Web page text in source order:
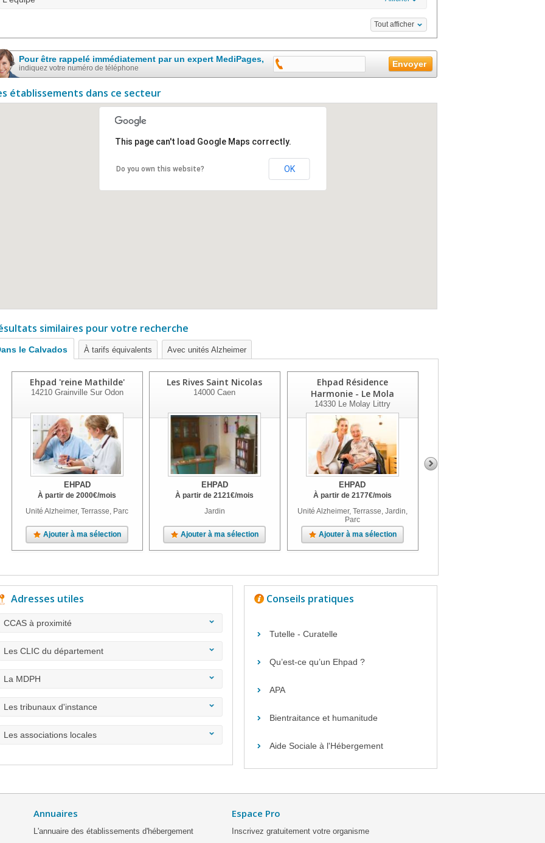
Tout afficher
Pour être rappelé immédiatement par un expert MediPages,
indiquez votre numéro de téléphone
établissements dans ce secteur
This page can't load Google Maps correctly.
Do you own this website? OK
similaires pour votre recherche
le Calvados À tarifs équivalents Avec unités Alzheimer
Ehpad 'reine Mathilde'
14210Grainville Sur Odon
EHPAD
À partir de 2000€/mois
Unité Alzheimer, Terrasse, Parc
Ajouter à ma sélection
Les Rives Saint Nicolas
14000 Caen
EHPAD
À partir de2121€/mois
Jardin
Ajouter à ma sélection
Ehpad Résidence
Harmonie - Le Mola
14330Le Molay Littry
EHPAD
À partir de 2177€/mois
Unité Alzheimer, Terrasse, Jardin,
Parc
Ajouter à ma sélection
Adresses utiles
CCAS à proximité
Les CLIC du département
La MDPH
Les tribunaux d'instance
Les associations locales
Conseils pratiques
Tutelle - Curatelle
Qu’est-ce qu’un Ehpad ?
APA
Bientraitance et humanitude
Aide Sociale à l'Hébergement
Annuaires
L'annuaire des établissements d'hébergement
Espace Pro
Inscrivez gratuitement votre organisme